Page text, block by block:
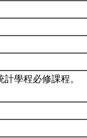
學程必修課程。